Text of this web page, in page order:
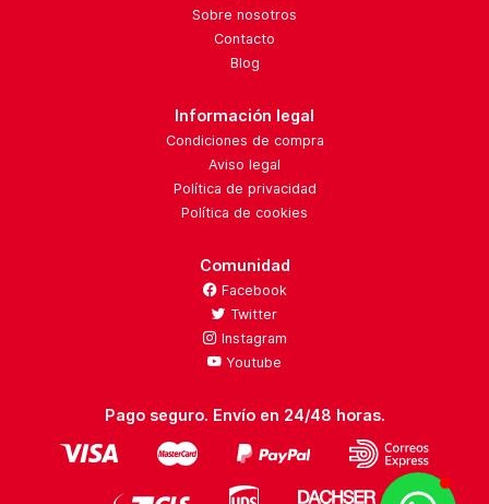
Sobre nosotros
Contacto
Blog
Información legal
Condiciones de compra
Aviso legal
Política de privacidad
Política de cookies
Comunidad
Facebook
Twitter
Instagram
Youtube
Pago seguro. Envío en 24/48 horas.